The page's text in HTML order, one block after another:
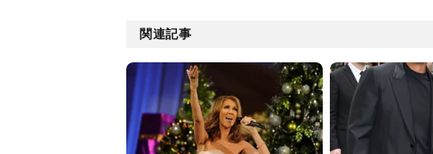
関連記事